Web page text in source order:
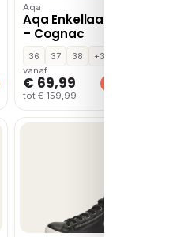
Aqa
Aqa Enkellaarsjes Hak
– Cognac
36 37 38
+3
vanaf
€ 69,99
tot € 159,99